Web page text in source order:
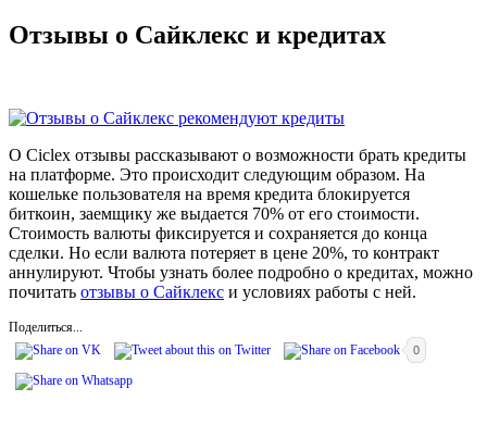
Отзывы о Сайклекс и кредитах
О Ciclex отзывы рассказывают о возможности брать кредиты
на платформе. Это происходит следующим образом. На
кошельке пользователя на время кредита блокируется
биткоин, заемщику же выдается 70% от его стоимости.
Стоимость валюты фиксируется и сохраняется до конца
сделки. Но если валюта потеряет в цене 20%, то контракт
аннулируют. Чтобы узнать более подробно о кредитах, можно
почитать отзывы о Сайклекс и условиях работы с ней.
Поделиться...
0